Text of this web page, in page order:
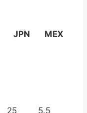
JPN
MEX
25
5.5